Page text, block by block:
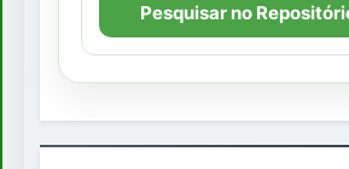
Pesquisar no